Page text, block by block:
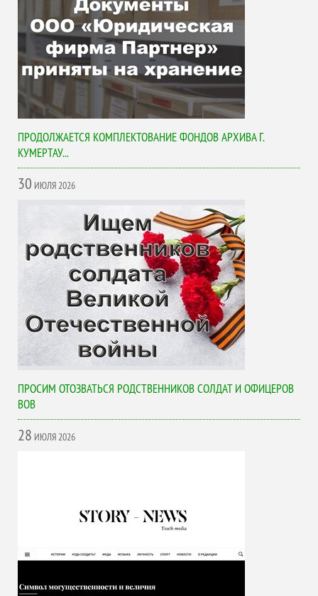
ПРОДОЛЖАЕТСЯ КОМПЛЕКТОВАНИЕ ФОНДОВ АРХИВА Г.
КУМЕРТАУ...
30 ИЮЛЯ 2026
ПРОСИМ ОТОЗВАТЬСЯ РОДСТВЕННИКОВ СОЛДАТ И ОФИЦЕРОВ
ВОВ
28 ИЮЛЯ 2026